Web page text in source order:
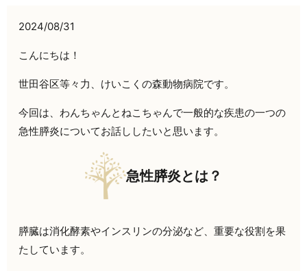
2024/08/31
こんにちは！
世田谷区等々力、けいこくの森動物病院です。
今回は、わんちゃんとねこちゃんで一般的な疾患の一つの
急性膵炎についてお話ししたいと思います。
急性膵炎とは？
膵臓は消化酵素やインスリンの分泌など、重要な役割を果
たしています。